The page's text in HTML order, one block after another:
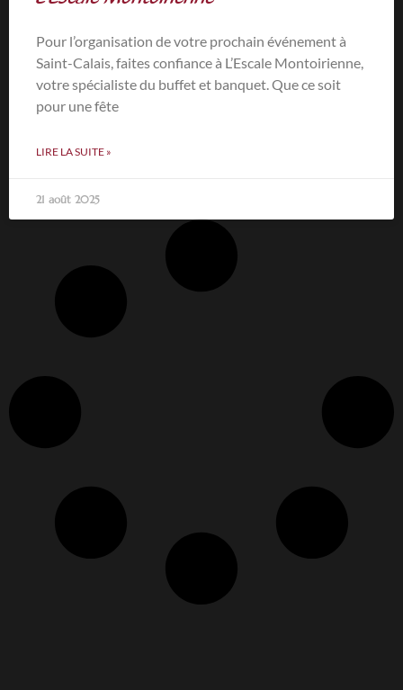
Pour l’organisation de votre prochain événement à
Saint-Calais, faites confiance à L’Escale Montoirienne,
votre spécialiste du buffet et banquet. Que ce soit
pour une fête
LIRE LA SUITE »
21 août 2025